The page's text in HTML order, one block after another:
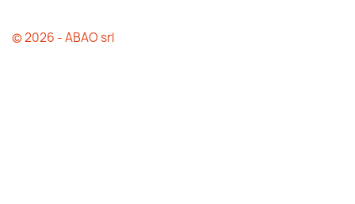
© 2026 - ABAO srl